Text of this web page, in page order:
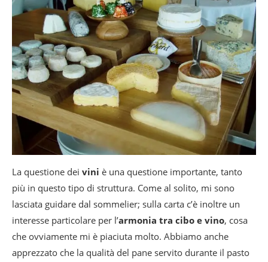
La questione dei vini è una questione importante, tanto
più in questo tipo di struttura. Come al solito, mi sono
lasciata guidare dal sommelier; sulla carta c’è inoltre un
interesse particolare per l’armonia tra cibo e vino, cosa
che ovviamente mi è piaciuta molto. Abbiamo anche
apprezzato che la qualità del pane servito durante il pasto